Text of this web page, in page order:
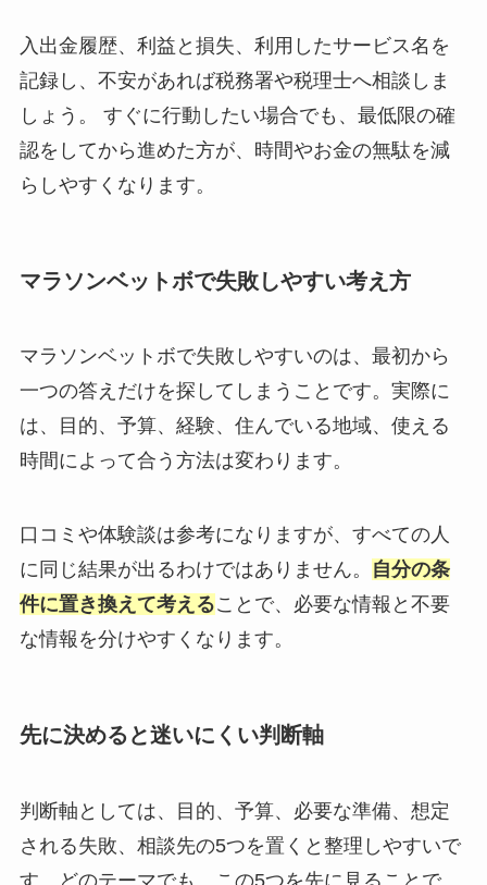
入出金履歴、利益と損失、利用したサービス名を
記録し、不安があれば税務署や税理士へ相談しま
しょう。 すぐに行動したい場合でも、最低限の確
認をしてから進めた方が、時間やお金の無駄を減
らしやすくなります。
マラソンベットボで失敗しやすい考え方
マラソンベットボで失敗しやすいのは、最初から
一つの答えだけを探してしまうことです。実際に
は、目的、予算、経験、住んでいる地域、使える
時間によって合う方法は変わります。
口コミや体験談は参考になりますが、すべての人
に同じ結果が出るわけではありません。
自分の条
件に置き換えて考えることで、必要な情報と不要
な情報を分けやすくなります。
先に決めると迷いにくい判断軸
判断軸としては、目的、予算、必要な準備、想定
される失敗、相談先の5つを置くと整理しやすいで
す。どのテーマでも、この5つを先に見ることで、